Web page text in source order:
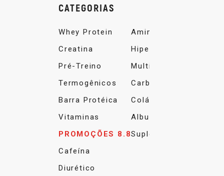
CATEGORIAS
Whey Protein
Creatina
Pré-Treino
Termogênicos
Barra Protéica
Vitaminas
PROMOÇÕES 8.8
Cafeína
Diurético
Aminoácidos
Hipercalórico
Multivitamínico
Carboidrato
Colágeno
Albumina
Suplemento Alimentar